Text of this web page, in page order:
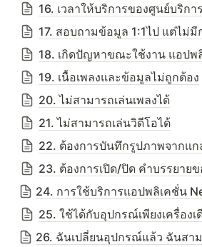
16. เวลาให้บริการของศูนย์บริกา
17. สอบถามข้อมูล 1:1ไป แต่ไม่
18. เกิดปัญหาขณะใช้งาน แอปพ
19. เนื้อเพลงและข้อมูลไม่ถูกต้อง
20. ไม่สามารถเล่นเพลงได้
21. ไม่สามารถเล่นวิดีโอได้
22. ต้องการบันทึกรูปภาพจากแก
23. ต้องการเปิด/ปิด คำบรรยาย
25. ใช้ได้กับอุปกรณ์เพียงเครื่องเ